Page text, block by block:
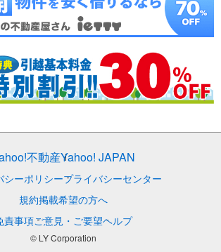
不動産Yahoo! JAPAN
シーポリシープライバシーセンター
規約掲載希望の方へ
責事項ご意見・ご要望ヘルプ
© LY Corporation